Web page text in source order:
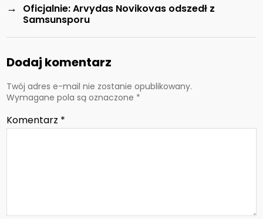
→
Oficjalnie: Arvydas Novikovas odszedł z
Samsunsporu
Dodaj komentarz
Twój adres e-mail nie zostanie opublikowany.
Wymagane pola są oznaczone *
Komentarz *